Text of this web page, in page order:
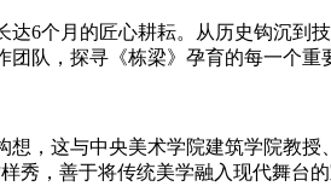
个月的匠心耕耘。从历史钩沉到
队，探寻《栋梁》孕育的每一个重
这与中央美术学院建筑学院教授
秀，善于将传统美学融入现代舞